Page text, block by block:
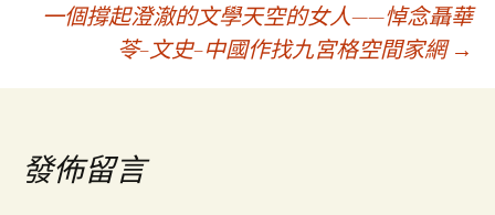
章
導
覽
一個撐起澄澈的文學天空的女人——悼念聶華
苓–文史–中國作找九宮格空間家網 →
發佈留言